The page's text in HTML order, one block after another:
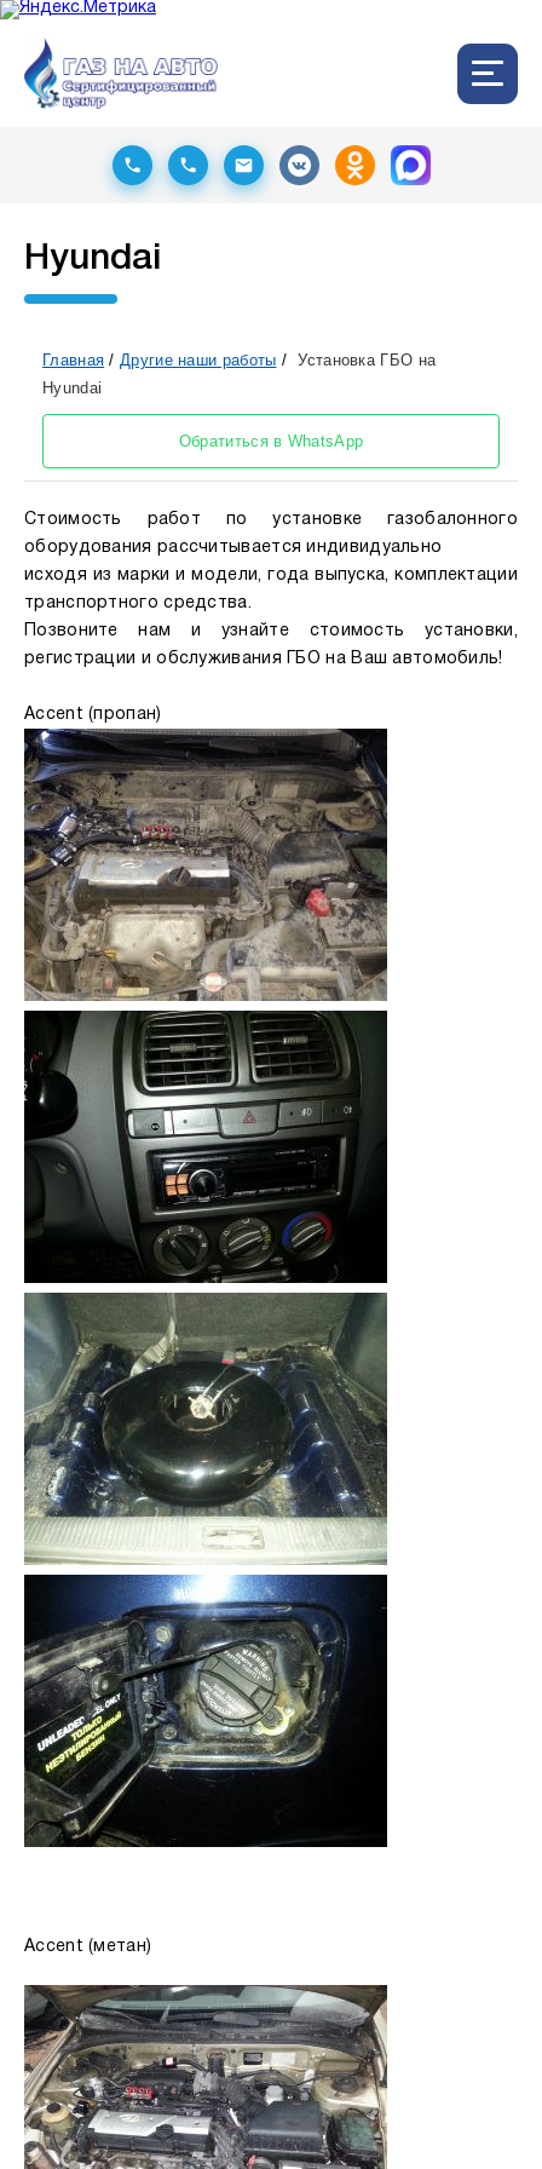
Hyundai
Главная /Другие наши работы /
Установка ГБО на
Hyundai
Обратиться в WhatsApp
Стоимость работ по установке газобалонного
оборудования рассчитывается индивидуально
исходя из марки и модели, года выпуска, комплектации
транспортного средства.
Позвоните нам и узнайте стоимость установки,
регистрации и обслуживания ГБО на Ваш автомобиль!
Accent (пропан)
Accent (метан)